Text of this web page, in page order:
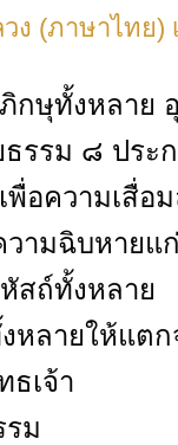
ง (ภาษาไทย)
งหลาย อุ
รรม ๘ ประ
อความเสื่อ
ามฉิบหายแ
ถ์ทั้งหลาย
ลายให้แตก
เจ้า
ม